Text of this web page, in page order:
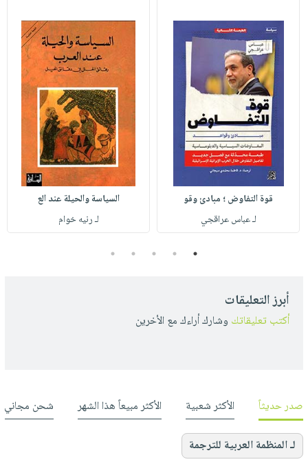
قوة التفاوض ؛ مبادئ وقو
لـ عباس عراقجي
السياسة والحيلة عند الع
لـ رنيه خوام
1
2
3
4
5
أبرز التعليقات
أكتب تعليقاتك وشارك أراءك مع الأخرين
صدر حديثاً الأكثر شعبية الأكثر مبيعاً هذا الشهر شحن مجاني
لـ المنظمة العربية للترجمة